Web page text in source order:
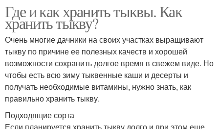
Где и как хранить тыквы. Как
хранить тыкву?
Очень многие дачники на своих участках выращивают
тыкву по причине ее полезных качеств и хорошей
возможности сохранить долгое время в свежем виде. Но
чтобы есть всю зиму тыквенные каши и десерты и
получать необходимые витамины, нужно знать, как
правильно хранить тыкву.
Подходящие сорта